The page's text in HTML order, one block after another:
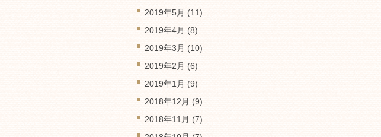
2019年5月 (11)
2019年4月 (8)
2019年3月 (10)
2019年2月 (6)
2019年1月 (9)
2018年12月 (9)
2018年11月 (7)